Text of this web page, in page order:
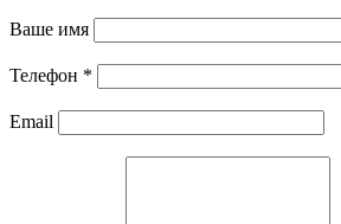
Ваше имя
Телефон *
Email